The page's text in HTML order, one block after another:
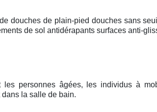
douches de plain-pied douches sans
de sol antidérapants surfaces anti-
personnes âgées, les individus à
la salle de bain.